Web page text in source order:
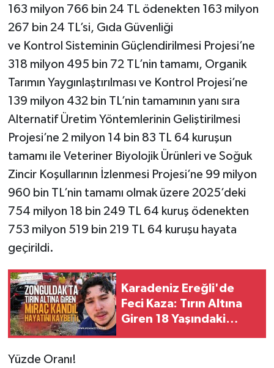
163 milyon 766 bin 24 TL ödenekten 163 milyon
267 bin 24 TL’si, Gıda Güvenliği
ve Kontrol Sisteminin Güçlendirilmesi Projesi’ne
318 milyon 495 bin 72 TL’nin tamamı, Organik
Tarımın Yaygınlaştırılması ve Kontrol Projesi’ne
139 milyon 432 bin TL’nin tamamının yanı sıra
Alternatif Üretim Yöntemlerinin Geliştirilmesi
Projesi’ne 2 milyon 14 bin 83 TL 64 kuruşun
tamamı ile Veteriner Biyolojik Ürünleri ve Soğuk
Zincir Koşullarının İzlenmesi Projesi’ne 99 milyon
960 bin TL’nin tamamı olmak üzere 2025’deki
754 milyon 18 bin 249 TL 64 kuruş ödenekten
753 milyon 519 bin 219 TL 64 kuruşu hayata
geçirildi.
Karadeniz Ereğli'de
Feci Kaza: Tırın Altına
Giren 18 Yaşındaki
Yüzde Oranı!